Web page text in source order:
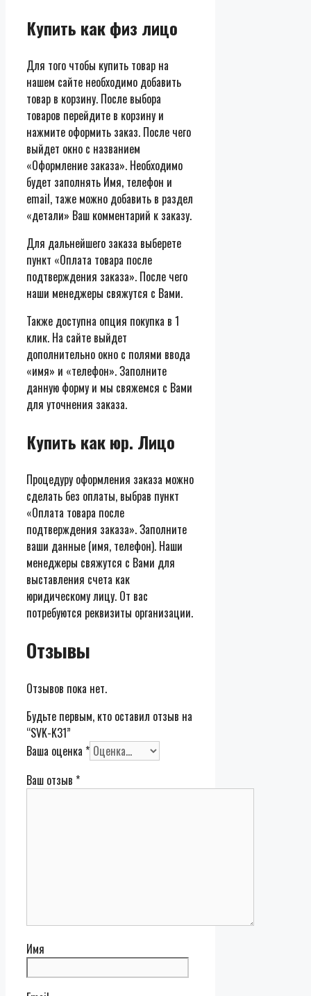
Купить как физ лицо
Для того чтобы купить товар на
нашем сайте необходимо добавить
товар в корзину. После выбора
товаров перейдите в корзину и
нажмите оформить заказ. После чего
выйдет окно с названием
«Оформление заказа». Необходимо
будет заполнять Имя, телефон и
email, таже можно добавить в раздел
«детали» Ваш комментарий к заказу.
Для дальнейшего заказа выберете
пункт «Оплата товара после
подтверждения заказа». После чего
наши менеджеры свяжутся с Вами.
Также доступна опция покупка в 1
клик. На сайте выйдет
дополнительно окно с полями ввода
«имя» и «телефон». Заполните
данную форму и мы свяжемся с Вами
для уточнения заказа.
Купить как юр. Лицо
Процедуру оформления заказа можно
сделать без оплаты, выбрав пункт
«Оплата товара после
подтверждения заказа». Заполните
ваши данные (имя, телефон). Наши
менеджеры свяжутся с Вами для
выставления счета как
юридическому лицу. От вас
потребуются реквизиты организации.
Отзывы
Отзывов пока нет.
Будьте первым, кто оставил отзыв на
“SVK-K31”
Ваша оценка *
Ваш отзыв *
Имя